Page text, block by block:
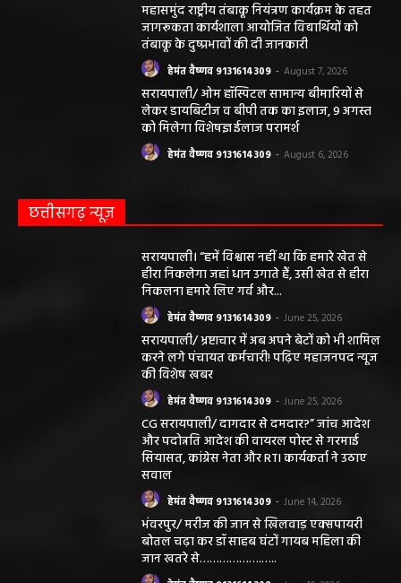
महासमुंद राष्ट्रीय तंबाकू नियंत्रण कार्यक्रम के तहत
जागरूकता कार्यशाला आयोजित विद्यार्थियों को
तंबाकू के दुष्प्रभावों की दी जानकारी
हेमंत वैष्णव 9131614309 - August 7, 2026
सरायपाली/ ओम हॉस्पिटल सामान्य बीमारियों से
लेकर डायबिटीज व बीपी तक का इलाज, 9 अगस्त
को मिलेगा विशेषज्ञ ईलाज परामर्श
हेमंत वैष्णव 9131614309 - August 6, 2026
छत्तीसगढ़ न्यूज़
सरायपाली। “हमें विश्वास नहीं था कि हमारे खेत से
हीरा निकलेगा जहां धान उगाते हैं, उसी खेत से हीरा
निकलना हमारे लिए गर्व और...
हेमंत वैष्णव 9131614309 - June 25, 2026
सरायपाली/ भ्रष्टाचार में अब अपने बेटों को भी शामिल
करने लगे पंचायत कर्मचारी! पढ़िए महाजनपद न्यूज
की विशेष खबर
हेमंत वैष्णव 9131614309 - June 25, 2026
CG सरायपाली/ दागदार से दमदार?” जांच आदेश
और पदोन्नति आदेश की वायरल पोस्ट से गरमाई
सियासत, कांग्रेस नेता और RTI कार्यकर्ता ने उठाए
सवाल
हेमंत वैष्णव 9131614309 - June 14, 2026
भंवरपुर/ मरीज की जान से खिलवाड़ एक्सपायरी
बोतल चढ़ा कर डॉ साहब घंटों गायब महिला की
जान खतरे से……………….…..